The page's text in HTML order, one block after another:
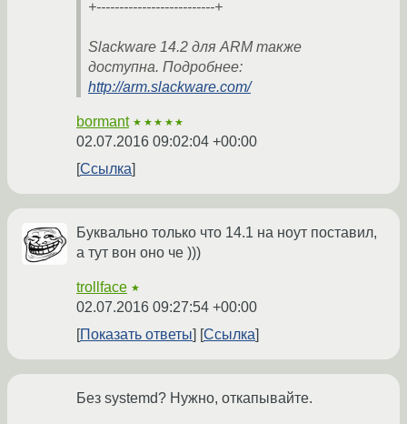
+--------------------------+
Slackware 14.2 для ARM также
доступна. Подробнее:
http://arm.slackware.com/
bormant ★★★★★
02.07.2016 09:02:04 +00:00
Ссылка
Буквально только что 14.1 на ноут поставил,
а тут вон оно че )))
trollface ★
02.07.2016 09:27:54 +00:00
Показать ответы
Ссылка
Без systemd? Нужно, откапывайте.